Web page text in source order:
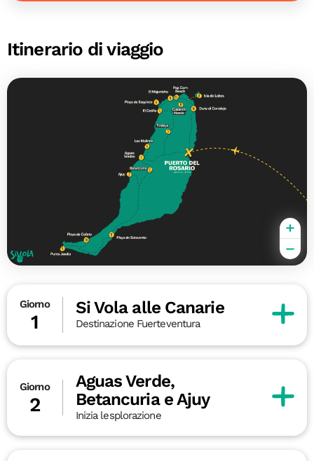
Itinerario di viaggio
Giorno
1
Si Vola alle Canarie
Destinazione Fuerteventura
Giorno
2
Aguas Verde,
Betancuria e Ajuy
Inizia lesplorazione